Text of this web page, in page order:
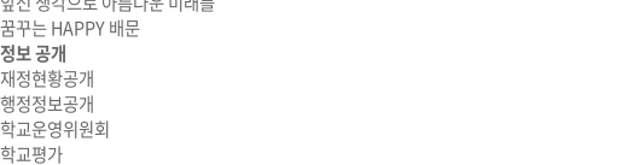
꿈꾸는 HAPPY 배문
정보 공개
재정현황공개
행정정보공개
학교운영위원회
학교평가